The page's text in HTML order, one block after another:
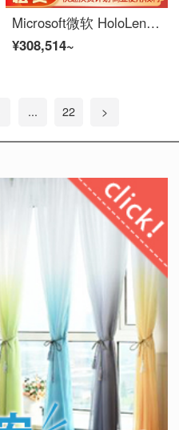
Microsoft微软 HoloLens2可穿戴电脑 混合现实MR眼镜专业开发协作 HoloLens 2工业版 此价格直接拍
¥308,514~
... 22 >